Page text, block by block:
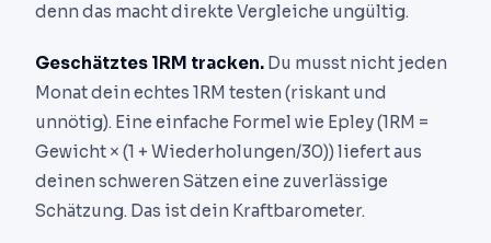
denn das macht direkte Vergleiche ungültig.
Geschätztes 1RM tracken. Du musst nicht jeden
Monat dein echtes 1RM testen (riskant und
unnötig). Eine einfache Formel wie Epley (1RM =
Gewicht × (1 + Wiederholungen/30)) liefert aus
deinen schweren Sätzen eine zuverlässige
Schätzung. Das ist dein Kraftbarometer.